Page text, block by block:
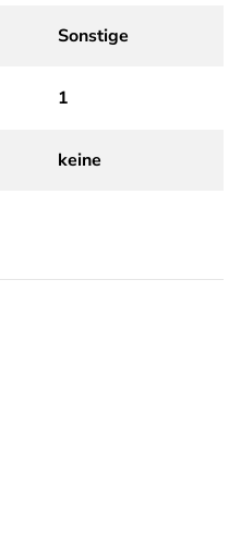
Sonstige
1
keine